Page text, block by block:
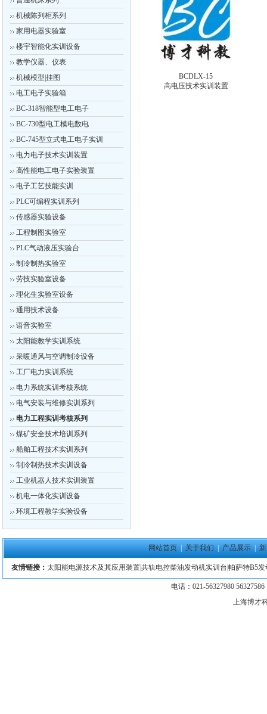
机械陈列柜系列
家用电器实验室
楼宇智能化实训设备
教学仪器、仪表
机械模型|挂图
电工电子实验箱
BC-318智能型电工电子
BC-730型电工模电数电
BC-745型立式电工电子实训
电力电子技术实训装置
高性能电工电子实验装置
电子工艺技能实训
PLC可编程实训系列
传感器实验设备
工程制图实验室
PLC气动液压实验台
制冷制热实验室
劳技实验室设备
理化生实验室设备
通用技术设备
语音实验室
太阳能教学实训系统
采暖通风与空调制冷设备
工厂电力实训系统
电力系统实训考核系统
电气安装与维修实训系列
电力工程实训考核系列
煤矿安全技术培训系列
船舶工程技术实训系列
制冷制热技术实训设备
工业机器人技术实训装置
机电一体化实训设备
环境工程教学实验设备
BCDLX-15
高电压技术实训装置
网站首页 关于我们 产品展示
友情链接： 太阳能电源技术及其应用装置共轨电控柴油发动机实训台 帕萨特B5
电话：021-56327980
上海博才